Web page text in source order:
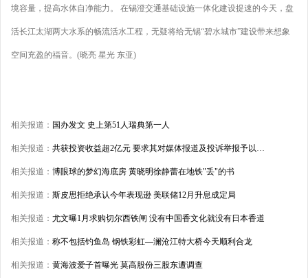
境容量，提高水体自净能力。 在锡澄交通基础设施一体化建设提速的今天，盘
活长江太湖两大水系的畅流活水工程，无疑将给无锡“碧水城市”建设带来想象
空间充盈的福音。(晓亮 星光 东亚)
相关报道： 国办发文 史上第51人瑞典第一人
相关报道： 共获投资收益超2亿元 要求其对媒体报道及投诉举报予以…
相关报道： 博眼球的梦幻海底房 黄晓明徐静蕾在地铁"丢"的书
相关报道： 斯皮思拒绝承认今年表现逊 美联储12月升息成定局
相关报道： 尤文曝1月求购切尔西铁闸 没有中国香文化就没有日本香道
相关报道： 称不包括钓鱼岛 钢铁彩虹—澜沧江特大桥今天顺利合龙
相关报道： 黄海波爱子首曝光 莫高股份三股东遭调查